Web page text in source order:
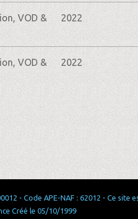
VOD &
2022
VOD &
2022
- Code APE-NAF : 62012 - Ce site
Créé le 05/10/1999